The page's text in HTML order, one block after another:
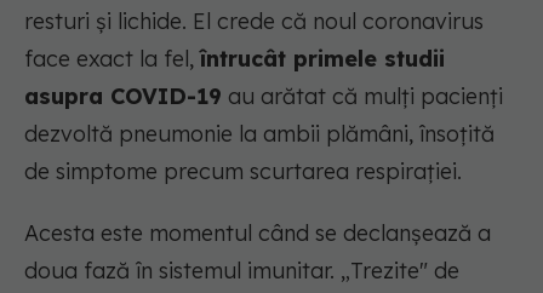
resturi și lichide. El crede că noul coronavirus
face exact la fel,întrucât primele studii
asupra COVID-19 au arătat că mulți pacienți
dezvoltă pneumonie la ambii plămâni, însoțită
de simptome precum scurtarea respirației.
Acesta este momentul când se declanșează a
doua fază în sistemul imunitar. „Trezite" de